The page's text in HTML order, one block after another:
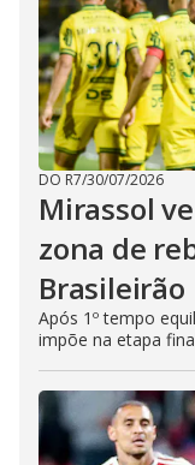
DO R7/30/07/2026
Mirassol
zona de
Brasileirão
Após 1º tempo
impõe na etapa